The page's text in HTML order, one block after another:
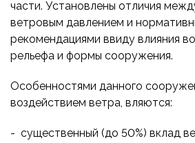
части. Установлены отличия
ветровым давлением и
рекомендациями ввиду влияния
рельефа и формы сооружения.
Особенностями данного
воздействием ветра, вляются:
- существенный (до 50%) вклад